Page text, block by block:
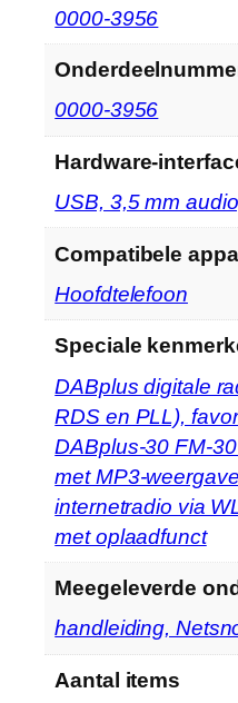
‎0000-3956
‎0000-3956
Hardware-
‎USB, 3,5 mm
Compatibele
‎Hoofdtelefoon
Speciale
‎DABplus digitale
RDS en PLL),
DABplus-30 FM-
met MP3-
internetradio via
met oplaadfunct
Meegeleverde
‎handleiding,
Aantal items